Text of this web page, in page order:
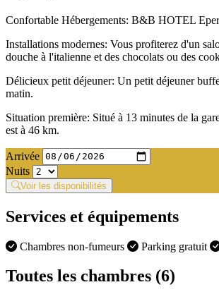
Confortable Hébergements: B&B HOTEL
Installations modernes: Vous profiterez d'un
douche à l'italienne et des chocolats ou des
Délicieux petit déjeuner: Un petit déjeuner
matin.
Situation première: Situé à 13 minutes de la
est à 46 km.
Arrivée
Nuits
Voir les disponibilités
Services et équipements
Chambres non-fumeurs Parking gratuit
Toutes les chambres (6)